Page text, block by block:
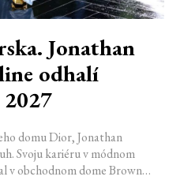
Jonathan
odhalí
domu Dior, Jonathan
Svoju kariéru v módnom
v obchodnom dome Brown